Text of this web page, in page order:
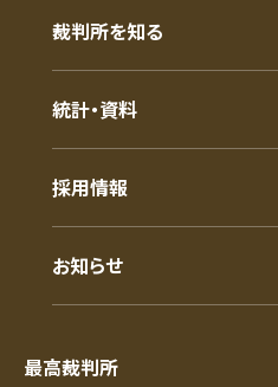
裁判所を知る
統計・資料
採用情報
お知らせ
最高裁判所